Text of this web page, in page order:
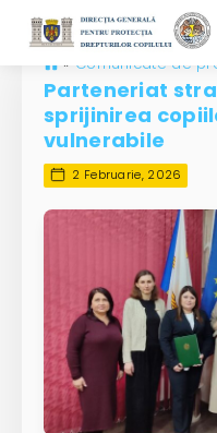
» Comunicate de
Parteneriat
sprijinirea
vulnerabile
2 Februarie, 2026